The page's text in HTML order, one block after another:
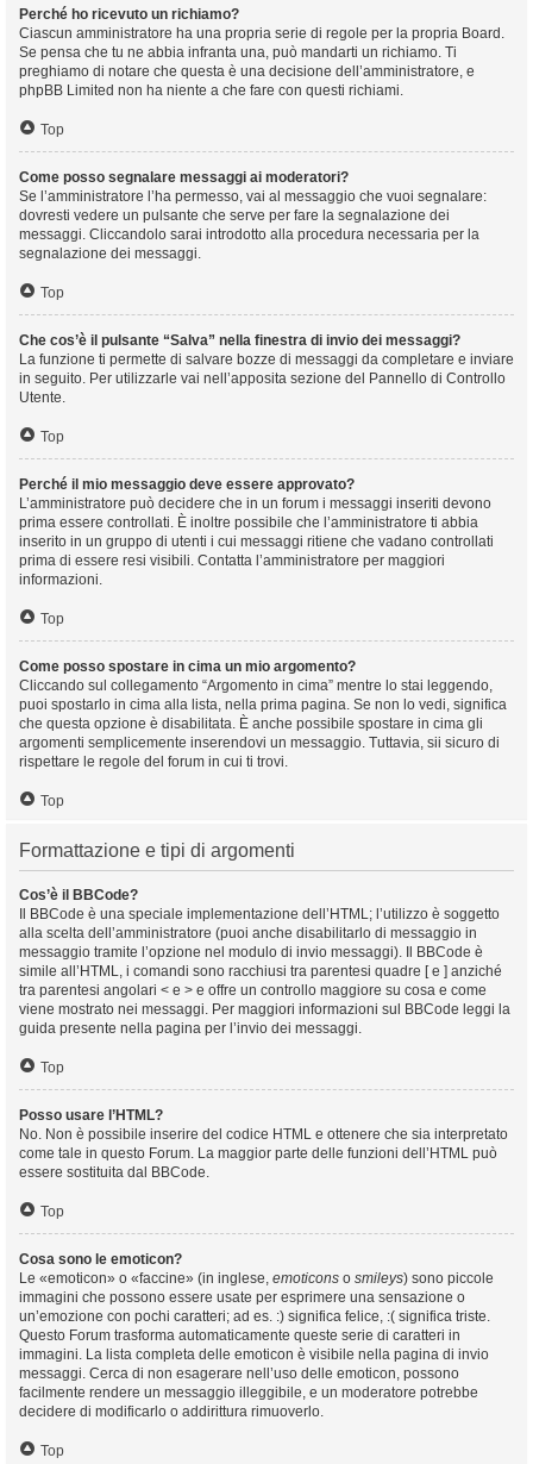
Perché ho ricevuto un richiamo?
Ciascun amministratore ha una propria serie di regole per la propria Board.
Se pensa che tu ne abbia infranta una, può mandarti un richiamo. Ti
preghiamo di notare che questa è una decisione dell’amministratore, e
phpBB Limited non ha niente a che fare con questi richiami.
Top
Come posso segnalare messaggi ai moderatori?
Se l’amministratore l’ha permesso, vai al messaggio che vuoi segnalare:
dovresti vedere un pulsante che serve per fare la segnalazione dei
messaggi. Cliccandolo sarai introdotto alla procedura necessaria per la
segnalazione dei messaggi.
Top
Che cos’è il pulsante “Salva” nella finestra di invio dei messaggi?
La funzione ti permette di salvare bozze di messaggi da completare e inviare
in seguito. Per utilizzarle vai nell’apposita sezione del Pannello di Controllo
Utente.
Top
Perché il mio messaggio deve essere approvato?
L’amministratore può decidere che in un forum i messaggi inseriti devono
prima essere controllati. È inoltre possibile che l’amministratore ti abbia
inserito in un gruppo di utenti i cui messaggi ritiene che vadano controllati
prima di essere resi visibili. Contatta l’amministratore per maggiori
informazioni.
Top
Come posso spostare in cima un mio argomento?
Cliccando sul collegamento “Argomento in cima” mentre lo stai leggendo,
puoi spostarlo in cima alla lista, nella prima pagina. Se non lo vedi, significa
che questa opzione è disabilitata. È anche possibile spostare in cima gli
argomenti semplicemente inserendovi un messaggio. Tuttavia, sii sicuro di
rispettare le regole del forum in cui ti trovi.
Top
Formattazione e tipi di argomenti
Cos’è il BBCode?
Il BBCode è una speciale implementazione dell’HTML; l’utilizzo è soggetto
alla scelta dell’amministratore (puoi anche disabilitarlo di messaggio in
messaggio tramite l’opzione nel modulo di invio messaggi). Il BBCode è
simile all’HTML, i comandi sono racchiusi tra parentesi quadre [ e ] anziché
tra parentesi angolari < e > e offre un controllo maggiore su cosa e come
viene mostrato nei messaggi. Per maggiori informazioni sul BBCode leggi la
guida presente nella pagina per l’invio dei messaggi.
Top
Posso usare l’HTML?
No. Non è possibile inserire del codice HTML e ottenere che sia interpretato
come tale in questo Forum. La maggior parte delle funzioni dell’HTML può
essere sostituita dal BBCode.
Top
Cosa sono le emoticon?
Le «emoticon» o «faccine» (in inglese, emoticons o smileys) sono piccole
immagini che possono essere usate per esprimere una sensazione o
un’emozione con pochi caratteri; ad es. :) significa felice, :( significa triste.
Questo Forum trasforma automaticamente queste serie di caratteri in
immagini. La lista completa delle emoticon è visibile nella pagina di invio
messaggi. Cerca di non esagerare nell’uso delle emoticon, possono
facilmente rendere un messaggio illeggibile, e un moderatore potrebbe
decidere di modificarlo o addirittura rimuoverlo.
Top